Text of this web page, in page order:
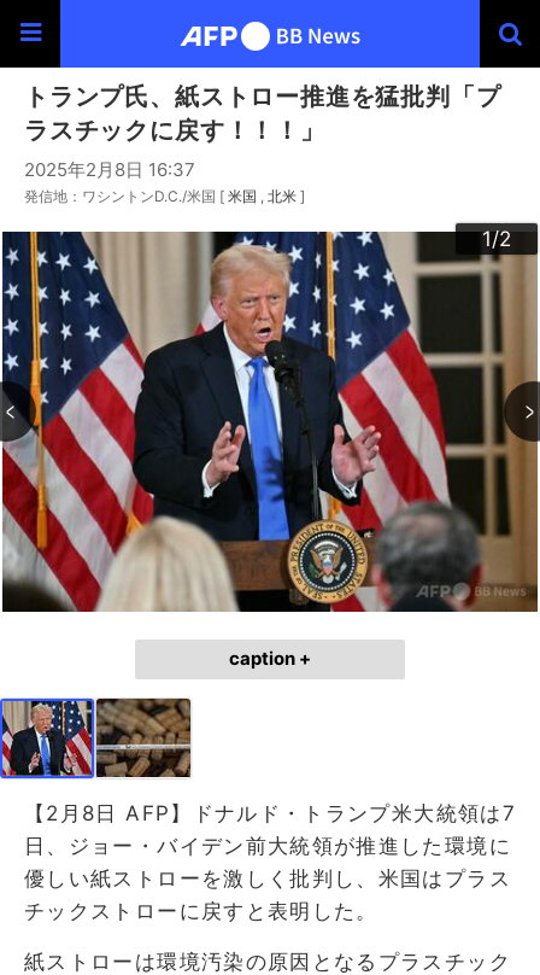
トランプ氏、紙ストロー推進を猛批判「プ
ラスチックに戻す！！！」
2025年2月8日 16:37
発信地：ワシントンD.C./米国 [ 米国 北米 ]
1/2
2/2
caption +
【2月8日 AFP】ドナルド・トランプ米大統領は7
日、ジョー・バイデン前大統領が推進した環境に
優しい紙ストローを激しく批判し、米国はプラス
チックストローに戻すと表明した。
紙ストローは環境汚染の原因となるプラスチック